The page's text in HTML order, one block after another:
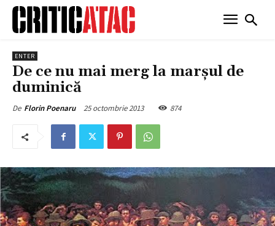
ENTER
De ce nu mai merg la marșul de
duminică
De Florin Poenaru 25 octombrie 2013 874